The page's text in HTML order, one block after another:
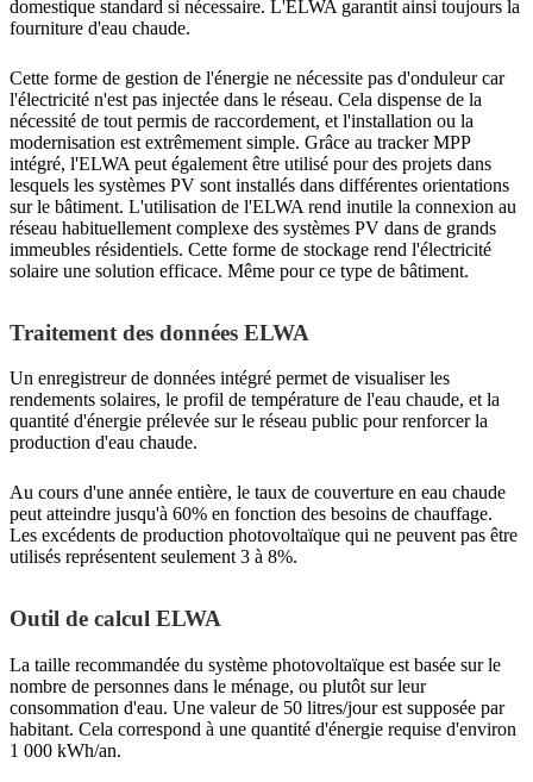
domestique standard si nécessaire. L'ELWA garantit ainsi toujours la
fourniture d'eau chaude.
Cette forme de gestion de l'énergie ne nécessite pas d'onduleur car
l'électricité n'est pas injectée dans le réseau. Cela dispense de la
nécessité de tout permis de raccordement, et l'installation ou la
modernisation est extrêmement simple. Grâce au tracker MPP
intégré, l'ELWA peut également être utilisé pour des projets dans
lesquels les systèmes PV sont installés dans différentes orientations
sur le bâtiment. L'utilisation de l'ELWA rend inutile la connexion au
réseau habituellement complexe des systèmes PV dans de grands
immeubles résidentiels. Cette forme de stockage rend l'électricité
solaire une solution efficace. Même pour ce type de bâtiment.
Traitement des données ELWA
Un enregistreur de données intégré permet de visualiser les
rendements solaires, le profil de température de l'eau chaude, et la
quantité d'énergie prélevée sur le réseau public pour renforcer la
production d'eau chaude.
Au cours d'une année entière, le taux de couverture en eau chaude
peut atteindre jusqu'à 60% en fonction des besoins de chauffage.
Les excédents de production photovoltaïque qui ne peuvent pas être
utilisés représentent seulement 3 à 8%.
Outil de calcul ELWA
La taille recommandée du système photovoltaïque est basée sur le
nombre de personnes dans le ménage, ou plutôt sur leur
consommation d'eau. Une valeur de 50 litres/jour est supposée par
habitant. Cela correspond à une quantité d'énergie requise d'environ
1 000 kWh/an.